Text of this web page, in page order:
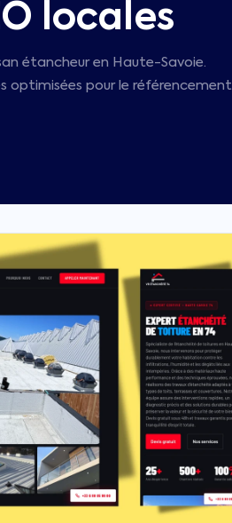
locales
étancheur en Haute-Savoie.
optimisées pour le référencement